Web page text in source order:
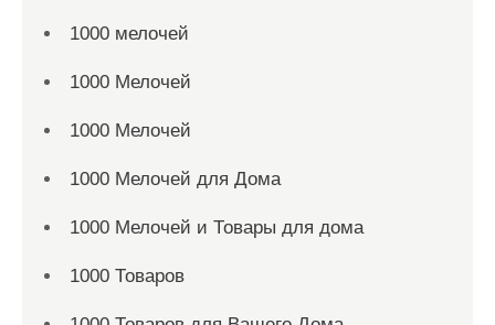
1000 мелочей
1000 Мелочей
1000 Мелочей
1000 Мелочей для Дома
1000 Мелочей и Товары для дома
1000 Товаров